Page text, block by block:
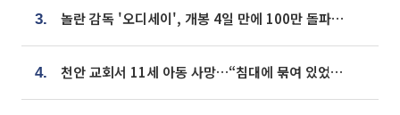
3. 놀란 감독 '오디세이', 개봉 4일 만에 100만 돌파⋯'왕사남' 보다 빠르다
4. 천안 교회서 11세 아동 사망…“침대에 묶여 있었다” 진술 확보